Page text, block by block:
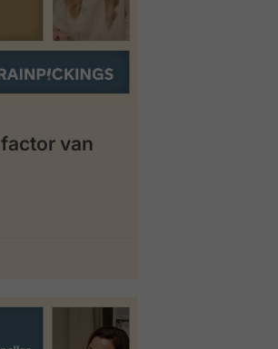
van